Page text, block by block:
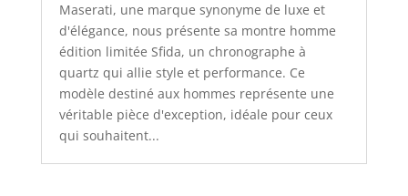
Maserati, une marque synonyme de luxe et
d'élégance, nous présente sa montre homme
édition limitée Sfida, un chronographe à
quartz qui allie style et performance. Ce
modèle destiné aux hommes représente une
véritable pièce d'exception, idéale pour ceux
qui souhaitent...